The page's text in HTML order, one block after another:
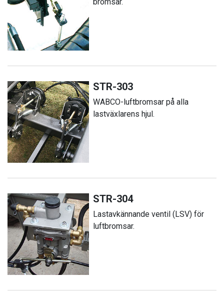
STR-303
WABCO-luftbromsar på alla
lastväxlarens hjul.
STR-304
Lastavkännande ventil (LSV) för
luftbromsar.